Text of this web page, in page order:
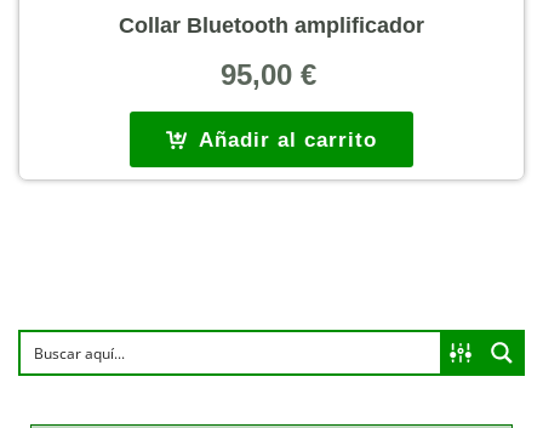
Collar Bluetooth amplificador
95,00 €
Añadir al carrito